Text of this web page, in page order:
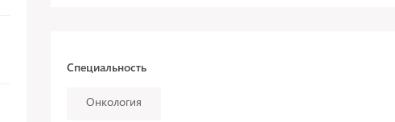
Пластической хирургии ПМГМУ имени И.М. Сеченова,
головы и шеи, молочной железы, кожи и мягких тканей УКБ № 1
Специальность
Онкология